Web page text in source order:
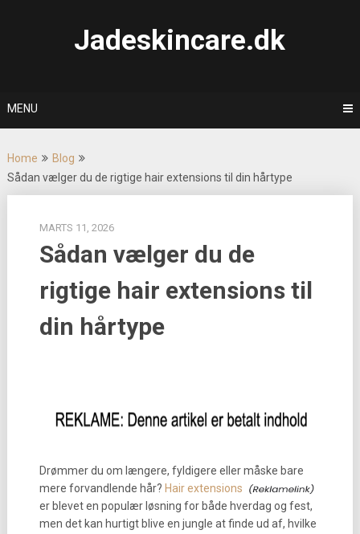
Jadeskincare.dk
MENU
Home
Blog
Sådan vælger du de rigtige hair extensions til din hårtype
MARTS 11, 2026
Sådan vælger du de
rigtige hair extensions til
din hårtype
Drømmer du om længere, fyldigere eller måske bare
mere forvandlende hår? Hair extensions
er blevet en populær løsning for både hverdag og fest,
men det kan hurtigt blive en jungle at finde ud af, hvilke